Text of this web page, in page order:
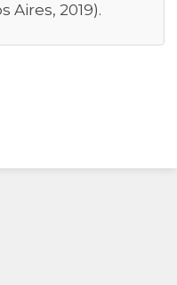
Aires, 2019).